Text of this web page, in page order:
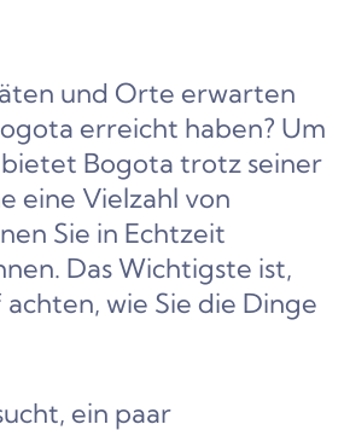
und Orte erwarten
erreicht haben? Um
bietet Bogota trotz seiner
eine Vielzahl von
Sie in Echtzeit
Das Wichtigste ist,
achten, wie Sie die Dinge
ein paar